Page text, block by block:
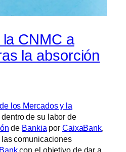
CNMC a
la absorción
los Mercados y la
dentro de su labor de
de Bankia por CaixaBank,
las comunicaciones
con el objetivo de dar a